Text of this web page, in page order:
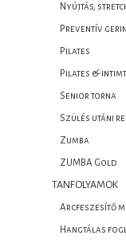
Nyújtás,
Preventív
Pilates
Pilates &
Senior torna
Szülés utáni
Zumba
ZUMBA Gold
TANFOLYAMOK
Arcfeszesítő
Hangtálas